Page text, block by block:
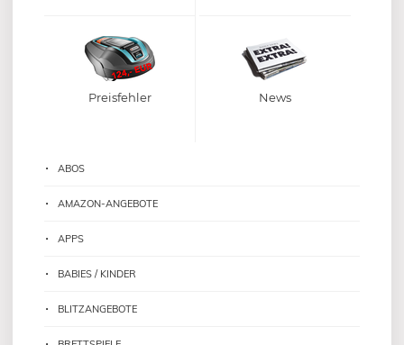
Preisfehler News
ABOS
AMAZON-ANGEBOTE
APPS
BABIES / KINDER
BLITZANGEBOTE